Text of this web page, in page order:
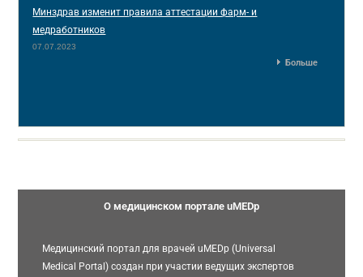
Минздрав изменит правила аттестации фарм- и
медработников
07.07.2023
Больше
О медицинском портале uMEDp
Медицинский портал для врачей uMEDp (Universal
Medical Portal) создан при участии ведущих экспертов